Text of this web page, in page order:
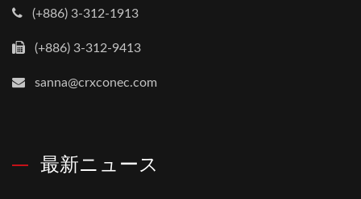
(+886) 3-312-1913
(+886) 3-312-9413
sanna@crxconec.com
最新ニュース